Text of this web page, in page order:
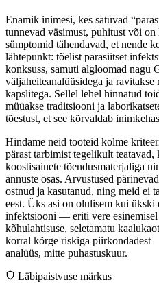
Enamik inimesi, kes satuvad
tunnevad väsimust, puhitust või on
sümptomid tähendavad, et nende
lähtepunkt: tõelist parasiitset
konksuss, samuti algloomad nagu
väljaheiteanalüüsidega ja
kapslitega. Sellel lehel hinnatud
müüakse traditsiooni ja
tõestust, et see kõrvaldab
Hindame neid tooteid kolme
pärast tarbimist tegelikult
koostisainete tõendusmaterjaliga
annuste osas. Arvustused
ostnud ja kasutanud, ning meid ei
eest. Üks asi on olulisem kui ükski
infektsiooni — eriti vere esinemisel
kõhulahtisuse, seletamatu
korral kõrge riskiga piirkondadest
analüüs, mitte puhastuskuur.
Läbipaistvuse märkus